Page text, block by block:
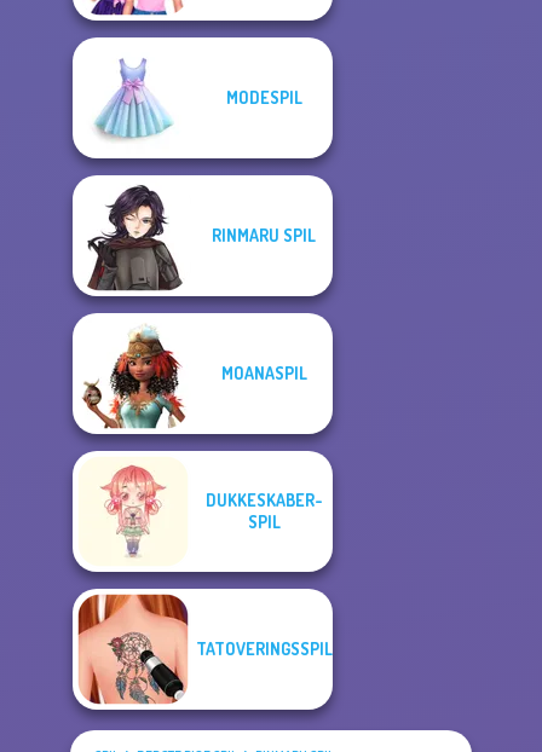
MODESPIL
RINMARU SPIL
MOANASPIL
DUKKESKABER-
SPIL
TATOVERINGSSPIL